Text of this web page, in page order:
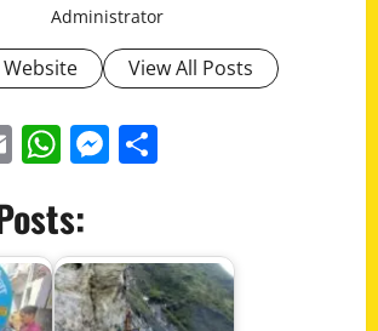
Administrator
View All Posts
EmailWhatsApp
Messenger